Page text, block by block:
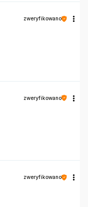
zweryfikowano
zweryfikowano
zweryfikowano